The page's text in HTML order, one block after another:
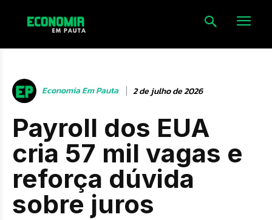
Economia Em Pauta 2 de julho de 2026
Payroll dos EUA
cria 57 mil vagas e
reforça dúvida
sobre juros